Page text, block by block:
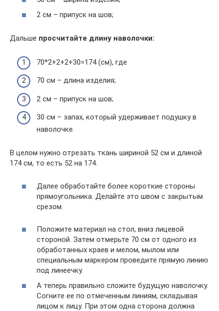
2 см – припуск на шов;
Дальше просчитайте длину наволочки:
70*2+2+2+30=174 (см), где
70 см – длина изделия;
2 см – припуск на шов;
30 см – запах, который удерживает подушку в
наволочке.
В целом нужно отрезать ткань шириной 52 см и длиной
174 см, то есть 52 на 174.
Далее обработайте более короткие стороны
прямоугольника. Делайте это швом с закрытым
срезом.
Положите материал на стол, вниз лицевой
стороной. Затем отмерьте 70 см от одного из
обработанных краев и мелом, мылом или
специальным маркером проведите прямую линию
под линеечку.
А теперь правильно сложите будущую наволочку.
Согните ее по отмеченным линиям, складывая
лицом к лицу. При этом одна сторона должна